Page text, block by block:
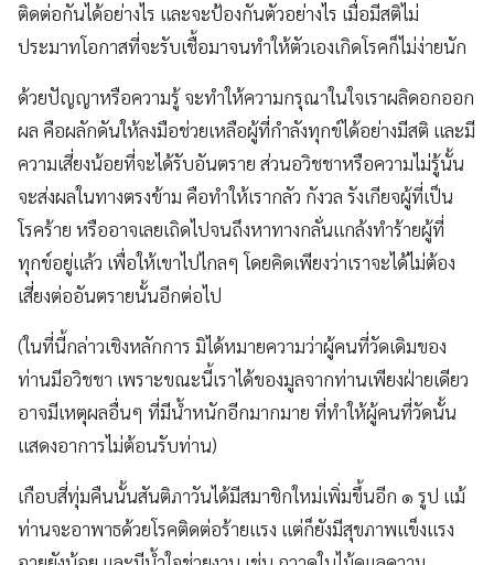
ติดต่อกันได้อย่างไร และจะป้องกันตัวอย่างไร เมื่อมีสติไม่
ประมาทโอกาสที่จะรับเชื้อมาจนทำให้ตัวเองเกิดโรคก็ไม่ง่ายนัก
ด้วยปัญญาหรือความรู้ จะทำให้ความกรุณาในใจเราผลิดอกออก
ผล คือผลักดันให้ลงมือช่วยเหลือผู้ที่กำลังทุกข์ได้อย่างมีสติ และมี
ความเสี่ยงน้อยที่จะได้รับอันตราย ส่วนอวิชชาหรือความไม่รู้นั้น
จะส่งผลในทางตรงข้าม คือทำให้เรากลัว กังวล รังเกียจผู้ที่เป็น
โรคร้าย หรืออาจเลยเถิดไปจนถึงหาทางกลั่นแกล้งทำร้ายผู้ที่
ทุกข์อยู่แล้ว เพื่อให้เขาไปไกลๆ โดยคิดเพียงว่าเราจะได้ไม่ต้อง
เสี่ยงต่ออันตรายนั้นอีกต่อไป
(ในที่นี้กล่าวเชิงหลักการ มิได้หมายความว่าผู้คนที่วัดเดิมของ
ท่านมีอวิชชา เพราะขณะนี้เราได้ของมูลจากท่านเพียงฝ่ายเดียว
อาจมีเหตุผลอื่นๆ ที่มีน้ำหนักอีกมากมาย ที่ทำให้ผู้คนที่วัดนั้น
แสดงอาการไม่ต้อนรับท่าน)
เกือบสี่ทุ่มคืนนั้นสันติภาวันได้มีสมาชิกใหม่เพิ่มขึ้นอีก ๑ รูป แม้
ท่านจะอาพาธด้วยโรคติดต่อร้ายแรง แต่ก็ยังมีสุขภาพแข็งแรง